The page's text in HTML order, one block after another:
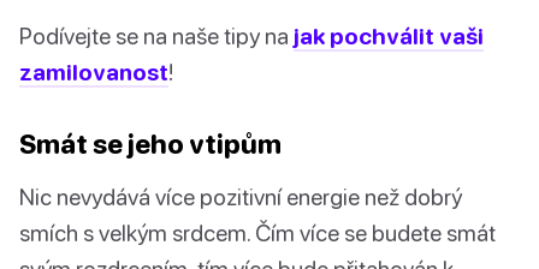
Podívejte se na naše tipy na jak pochválit vaši
zamilovanost!
Smát se jeho vtipům
Nic nevydává více pozitivní energie než dobrý
smích s velkým srdcem. Čím více se budete smát